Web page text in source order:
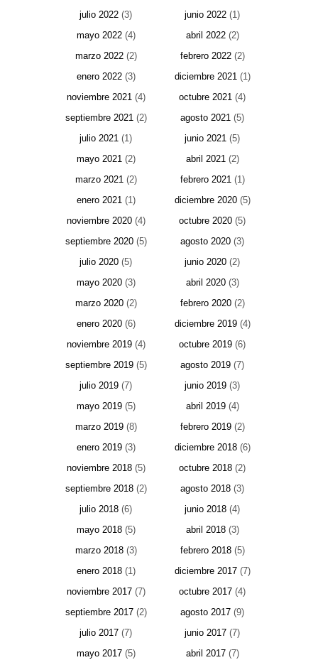
julio 2022 (3) junio 2022 (1)
mayo 2022(4) abril 2022(2)
marzo 2022(2) febrero 2022(2)
enero 2022(3) diciembre 2021(1)
noviembre 2021(4) octubre 2021 (4)
septiembre 2021(2) agosto 2021 (5)
julio 2021 (1) junio 2021 (5)
mayo 2021(2) abril 2021(2)
marzo 2021(2) febrero 2021(1)
enero 2021(1) diciembre 2020(5)
noviembre 2020(4) octubre 2020 (5)
septiembre 2020(5) agosto 2020 (3)
julio 2020 (5) junio 2020 (2)
mayo 2020(3) abril 2020(3)
marzo 2020(2) febrero 2020(2)
enero 2020(6) diciembre 2019(4)
noviembre 2019(4) octubre 2019 (6)
septiembre 2019(5) agosto 2019 (7)
julio 2019 (7) junio 2019 (3)
mayo 2019(5) abril 2019(4)
marzo 2019(8) febrero 2019(2)
enero 2019(3) diciembre 2018(6)
noviembre 2018(5) octubre 2018 (2)
septiembre 2018(2) agosto 2018 (3)
julio 2018 (6) junio 2018 (4)
mayo 2018(5) abril 2018(3)
marzo 2018(3) febrero 2018(5)
enero 2018(1) diciembre 2017(7)
noviembre 2017(7) octubre 2017 (4)
septiembre 2017(2) agosto 2017 (9)
julio 2017 (7) junio 2017 (7)
mayo 2017(5) abril 2017(7)